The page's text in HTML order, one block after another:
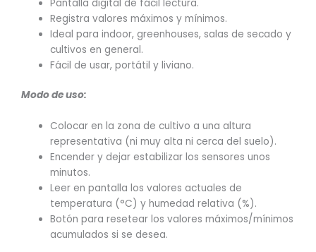
Pantalla digital de fácil lectura.
Registra valores máximos y mínimos.
Ideal para indoor, greenhouses, salas de secado y
cultivos en general.
Fácil de usar, portátil y liviano.
Modo de uso:
Colocar en la zona de cultivo a una altura
representativa (ni muy alta ni cerca del suelo).
Encender y dejar estabilizar los sensores unos
minutos.
Leer en pantalla los valores actuales de
temperatura (°C) y humedad relativa (%).
Botón para resetear los valores máximos/mínimos
acumulados si se desea.